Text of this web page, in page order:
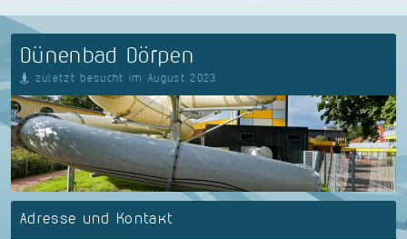
Dünenbad Dörpen
zuletzt besucht im August 2023
Adresse und Kontakt